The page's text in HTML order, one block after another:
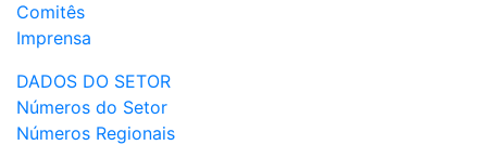
Comitês
Imprensa
DADOS DO SETOR
Números do Setor
Números Regionais